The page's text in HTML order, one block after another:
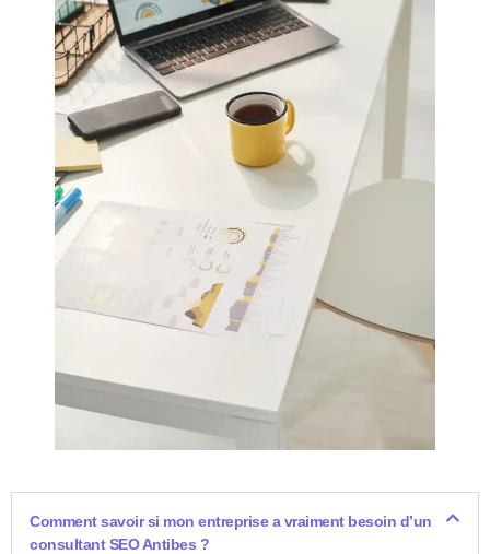
Comment savoir si mon entreprise a vraiment besoin d’un
consultant SEO Antibes ?